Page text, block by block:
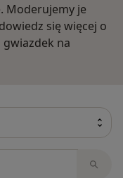
Moderujemy je
się więcej o
na